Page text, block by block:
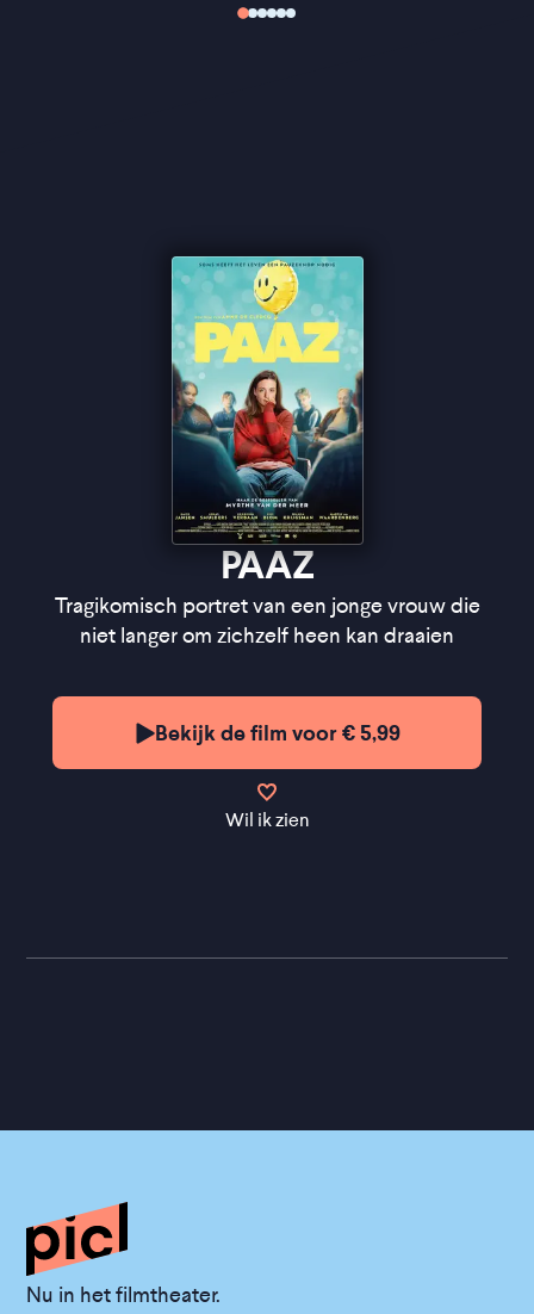
- Hanna van der Haar
- o.a. Gaite Jansen, Bianca Krijgsman, Ariane
Schluter & Georgina Verbaan
- o.a. Susanne Groen
Costume Design- Suzanne Eldering
Haar & Make-up Design- Marieke van Veen, Trudy
- Hanneke Niens
Production Design- Rosa van Gils
- Anne de Clercq
Scenario- Anne de Clercq, Eva Aben, Myrthe van
der Meer, Lineke van den Boezem
''Tragikomisch en zit vol relativerende humor''
VPRO Cinema
''Gaite Jansen is een aanwinst voor elke
Nederlandse film'' ★★★FilmTotaal
PAAZ
Tragikomisch portret van een jonge vrouw die
niet langer om zichzelf heen kan draaien
Bekijk de film voor € 5,99
Wil ik zien
Nu in het filmtheater.